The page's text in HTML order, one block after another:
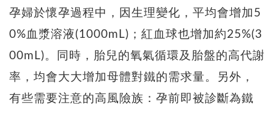
孕婦於懷孕過程中，因生理變化，平均會增加5
0%血漿溶液(1000mL)；紅血球也增加約25%(3
00mL)。同時，胎兒的氧氣循環及胎盤的高代謝
率，均會大大增加母體對鐵的需求量。另外，
有些需要注意的高風險族：孕前即被診斷為鐵